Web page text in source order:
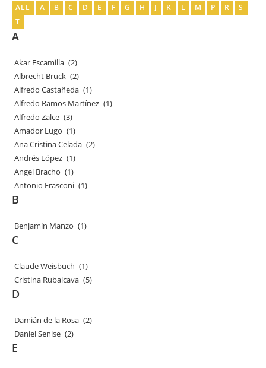
ALL A B C D E F G H J K L M P R
S
T
A
Akar Escamilla (2)
Albrecht Bruck (2)
Alfredo Castañeda (1)
Alfredo Ramos Martínez (1)
Alfredo Zalce (3)
Amador Lugo (1)
Ana Cristina Celada (2)
Andrés López (1)
Angel Bracho (1)
Antonio Frasconi (1)
B
Benjamín Manzo (1)
C
Claude Weisbuch (1)
Cristina Rubalcava (5)
D
Damián de la Rosa (2)
Daniel Senise (2)
E